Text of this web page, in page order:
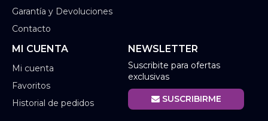
Garantía y Devoluciones
Contacto
MI CUENTA
Mi cuenta
Favoritos
Historial de pedidos
NEWSLETTER
Suscribite para ofertas
exclusivas
SUSCRIBIRME